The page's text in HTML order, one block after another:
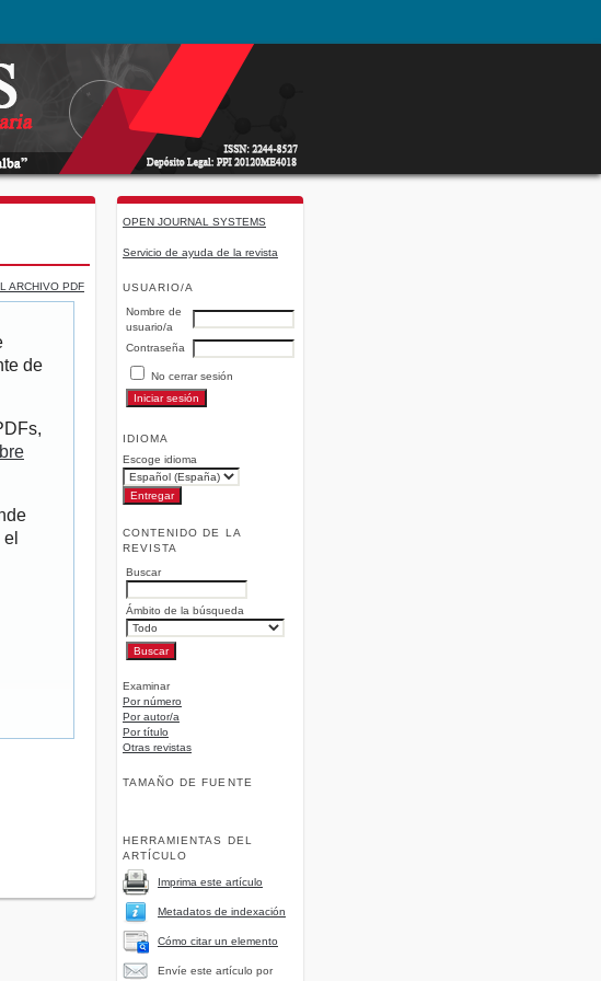
OPEN JOURNAL SYSTEMS
Servicio de ayuda de la revista
USUARIO/A
Nombre de
usuario/a
Contraseña
No cerrar sesión
IDIOMA
Escoge idioma
CONTENIDO DE LA
REVISTA
Buscar
Ámbito de la búsqueda
Examinar
Por número
Por autor/a
Por título
Otras revistas
TAMAÑO DE FUENTE
HERRAMIENTAS DEL
ARTÍCULO
Imprima este artículo
Metadatos de indexación
Cómo citar un elemento
Envíe este artículo por
ARCHIVO PDF
de